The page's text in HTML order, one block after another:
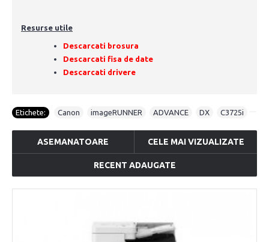
Resurse utile
Descarcati brosura
Descarcati fisa de date
Descarcati drivere
Etichete: Canon imageRUNNER ADVANCE DX C3725i
ASEMANATOARE CELE MAI VIZUALIZATE
RECENT ADAUGATE